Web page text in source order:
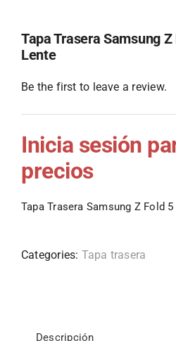
Tapa Trasera Samsung
Lente
Be the first to leave a review.
Inicia sesión
precios
Tapa Trasera Samsung Z Fold
Categories: Tapa trasera
Descripción